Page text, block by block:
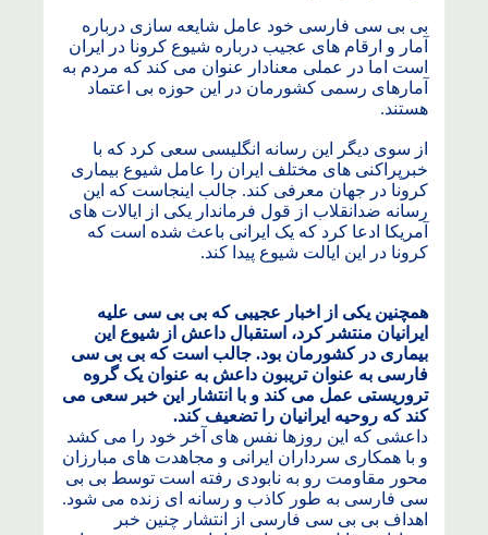
بی بی سی فارسی خود عامل شایعه سازی درباره
آمار و ارقام های عجیب درباره شیوع کرونا در ایران
است اما در عملی معنادار عنوان می کند که مردم به
آمارهای رسمی کشورمان در این حوزه بی اعتماد
هستند.
از سوی دیگر این رسانه انگلیسی سعی کرد که با
خبرپراکنی های مختلف ایران را عامل شیوع بیماری
کرونا در جهان معرفی کند. جالب اینجاست که این
رسانه ضدانقلاب از قول فرماندار یکی از ایالات های
آمریکا ادعا کرد که یک ایرانی باعث شده است که
کرونا در این ایالت شیوع پیدا کند.
همچنین یکی از اخبار عجیبی که بی بی سی علیه
ایرانیان منتشر کرد، استقبال داعش از شیوع این
بیماری در کشورمان بود. جالب است که بی بی سی
فارسی به عنوان تریبون داعش به عنوان یک گروه
تروریستی عمل می کند و با انتشار این خبر سعی می
کند که روحیه ایرانیان را تضعیف کند.
داعشی که این روزها نفس های آخر خود را می کشد
و با همکاری سرداران ایرانی و مجاهدت های مبارزان
محور مقاومت رو به نابودی رفته است توسط بی بی
سی فارسی به طور کاذب و رسانه ای زنده می شود.
اهداف بی بی سی فارسی از انتشار چنین خبر